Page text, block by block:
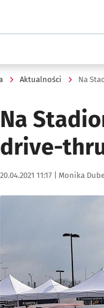
Aktualności Na
Na
drive-
Data publikacji:
20.04.2021 11:17 | Autor:
Monika